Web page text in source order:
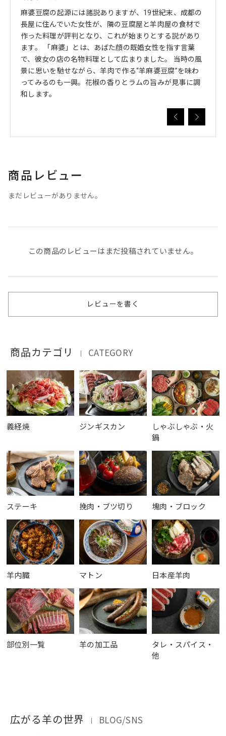
麻婆豆腐の起源には諸説ありますが、19世紀末、成都の
長屋に住んでいた女性が、隣の豆腐屋と羊肉屋の食材で
作った料理が評判となり、これが始まりとする説があり
ます。 「麻婆」とは、あばた顔の既婚女性を指す言葉
で、彼女の店の名物料理として広まりました。 当時の風
景に思いを馳せながら、羊肉で作る“羊麻婆豆腐”を味わ
ってみるのも一興。花椒の香りとラムの旨みが見事に調
和します。
商品レビュー
まだレビューがありません。
この商品のレビューはまだ投稿されていません。
レビューを書く
商品カテゴリ ｜ CATEGORY
義経焼 ジンギスカン
しゃぶしゃぶ・火
鍋
ステーキ 挽肉・ブツ切り 塊肉・ブロック
羊内臓 マトン 日本産羊肉
部位別一覧 羊の加工品
タレ・スパイス・
他
広がる羊の世界 ｜ BLOG/SNS